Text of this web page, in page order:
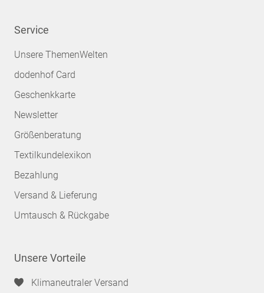
Service
Unsere ThemenWelten
dodenhof Card
Geschenkkarte
Newsletter
Größenberatung
Textilkundelexikon
Bezahlung
Versand & Lieferung
Umtausch & Rückgabe
Unsere Vorteile
Klimaneutraler Versand